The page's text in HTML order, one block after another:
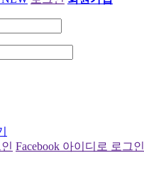
Facebook 아이디로 로그인